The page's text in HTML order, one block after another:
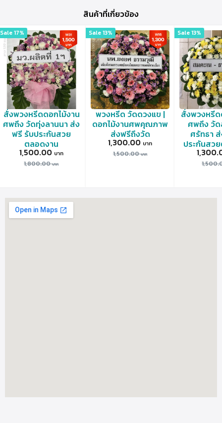
สินค้าที่เกี่ยวข้อง
Sale 17%
สั่งพวงหรีดดอกไม้งาน
ศพถึง วัดทุ่งลานนา ส่ง
ฟรี รับประกันสวย
ตลอดงาน
1,800.00
1,500.00
Sale 13%
พวงหรีด วัดดวงแข |
ดอกไม้งานศพคุณภาพ
ส่งฟรีถึงวัด
1,500.00
1,300.00
Sale 13%
สั่งพวงหรี
ศพถึง วั
ศรัทธา
ประกันสว